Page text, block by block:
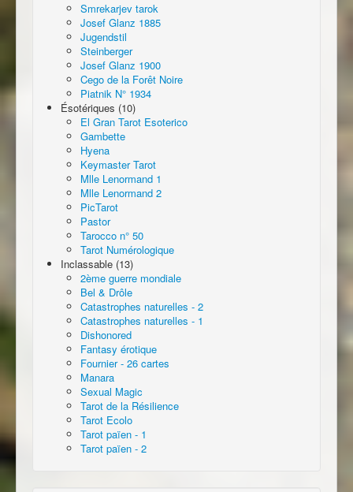
Smrekarjev tarok
Josef Glanz 1885
Jugendstil
Steinberger
Josef Glanz 1900
Cego de la Forêt Noire
Piatnik N° 1934
Ésotériques (10)
El Gran Tarot Esoterico
Gambette
Hyena
Keymaster Tarot
Mlle Lenormand 1
Mlle Lenormand 2
PicTarot
Pastor
Tarocco n° 50
Tarot Numérologique
Inclassable (13)
2ème guerre mondiale
Bel & Drôle
Catastrophes naturelles - 2
Catastrophes naturelles - 1
Dishonored
Fantasy érotique
Fournier - 26 cartes
Manara
Sexual Magic
Tarot de la Résilience
Tarot Ecolo
Tarot païen - 1
Tarot païen - 2